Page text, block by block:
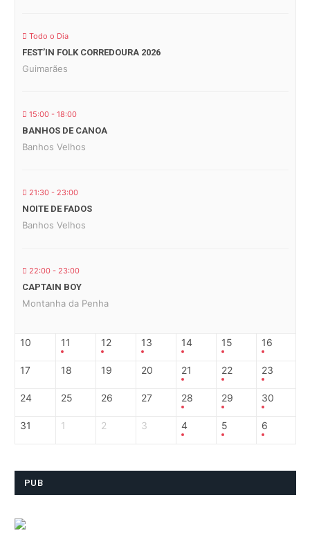
Todo o Dia
FEST’IN FOLK CORREDOURA 2026
Guimarães
15:00 - 18:00
BANHOS DE CANOA
Banhos Velhos
21:30 - 23:00
NOITE DE FADOS
Banhos Velhos
22:00 - 23:00
CAPTAIN BOY
Montanha da Penha
10 11 12 13 14 15 16
17 18 19 20 21 22 23
24 25 26 27 28 29 30
31 1 2 3 4 5 6
PUB